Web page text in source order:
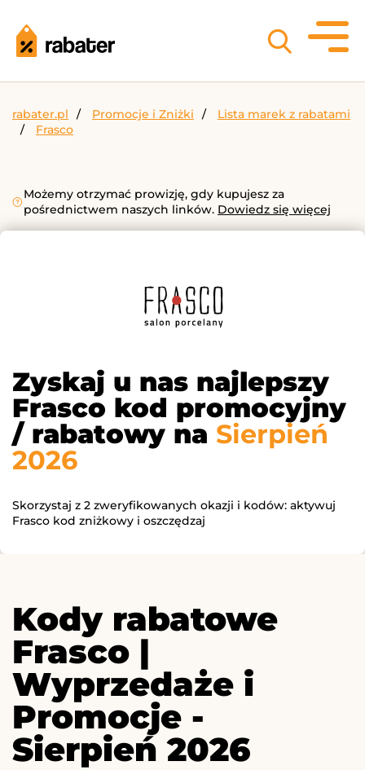
rabater.pl Promocje i Zniżki
Lista marek z rabatami
Frasco
Możemy otrzymać prowizję, gdy kupujesz za
pośrednictwem naszych linków. Dowiedz się więcej
Zyskaj u nas najlepszy
Frasco kod promocyjny
/ rabatowy na Sierpień
2026
Skorzystaj z 2 zweryfikowanych okazji i kodów: aktywuj
Frasco kod zniżkowy i oszczędzaj
Kody rabatowe
Frasco |
Wyprzedaże i
Promocje -
Sierpień 2026